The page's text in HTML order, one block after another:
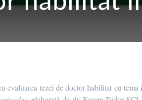
evaluarea tezei de doctor habilitat cu tema